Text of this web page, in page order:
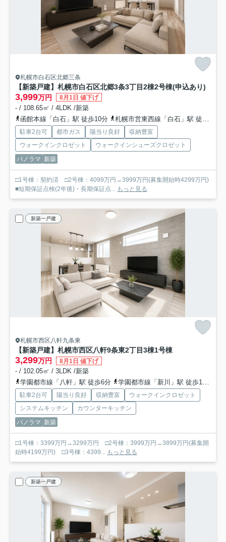
札幌市白石区北郷三条
【新築戸建】札幌市白石区北郷3条3丁目2棟2号棟(申込あり)
3,999万円 8月1日 値下げ
- / 108.65㎡ / 4LDK /新築
函館本線「白石」駅 徒歩10分
札幌市営東西線「白石」駅 徒歩31分
駐車2台可 都市ガス 陽当り良好
収納豊富
ウォークインクロゼット
ウォークインシューズクロゼット
パノラマ 新築
□1号棟：契約済 □2号棟：4099万円→3999万円(募集開始時4299万円)
■短期保証点検(2年後)・長期保証点... もっと見る
新築一戸建
札幌市西区八軒九条東
【新築戸建】札幌市西区八軒9条東2丁目3棟1号棟
3,299万円 8月1日 値下げ
- / 102.05㎡ / 3LDK /新築
学園都市線「八軒」駅 徒歩6分
学園都市線「新川」駅 徒歩17分
駐車2台可 陽当り良好 収納豊富
ウォークインクロゼット
システムキッチン
カウンターキッチン
パノラマ 新築
□1号棟：3399万円→3299万円 □2号棟：3999万円→3899万円(募集開
始時4199万円) □3号棟：4399... もっと見る
新築一戸建